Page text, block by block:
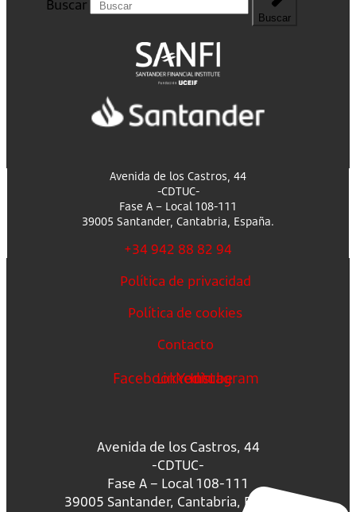
Buscar
Buscar
Avenida de los Castros, 44
-CDTUC-
Fase A – Local 108-111
39005 Santander, Cantabria, España.
+34 942 88 82 94
Política de privacidad
Política de cookies
Contacto
FacebookLinkedin
Youtube
Instagram
Avenida de los Castros, 44
-CDTUC-
Fase A – Local 108-111
39005 Santander, Cantabria, España.